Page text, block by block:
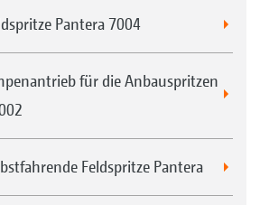
Pantera 7004
für die Anbauspritzen
Feldspritze Pantera